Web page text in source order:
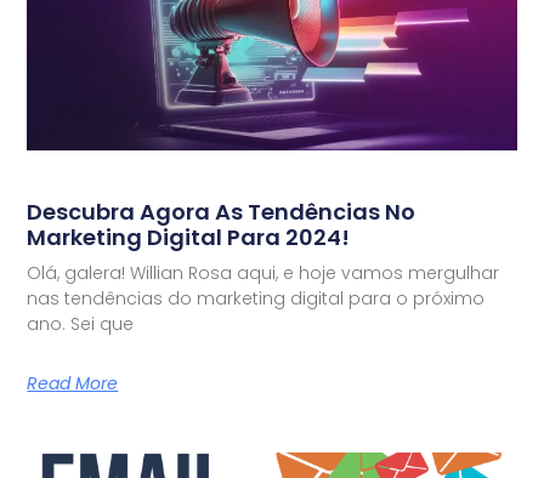
Descubra Agora As Tendências No
Marketing Digital Para 2024!
Olá, galera! Willian Rosa aqui, e hoje vamos mergulhar
nas tendências do marketing digital para o próximo
ano. Sei que
Read More